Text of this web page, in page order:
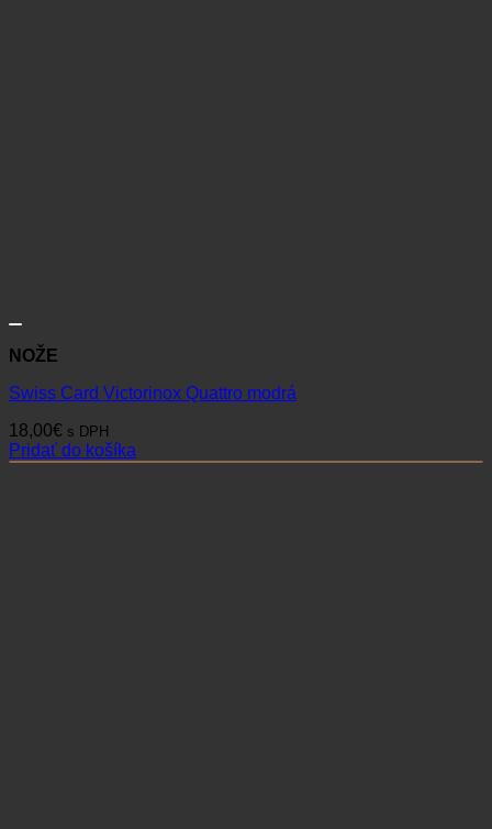
NOŽE
Swiss Card Victorinox Quattro modrá
18,00€ s DPH
Pridať do košíka